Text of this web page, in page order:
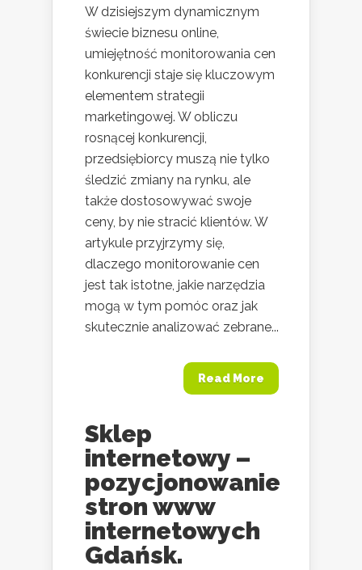
W dzisiejszym dynamicznym
świecie biznesu online,
umiejętność monitorowania cen
konkurencji staje się kluczowym
elementem strategii
marketingowej. W obliczu
rosnącej konkurencji,
przedsiębiorcy muszą nie tylko
śledzić zmiany na rynku, ale
także dostosowywać swoje
ceny, by nie stracić klientów. W
artykule przyjrzymy się,
dlaczego monitorowanie cen
jest tak istotne, jakie narzędzia
mogą w tym pomóc oraz jak
skutecznie analizować zebrane...
Read More
Sklep
internetowy –
pozycjonowanie
stron www
internetowych
Gdańsk.